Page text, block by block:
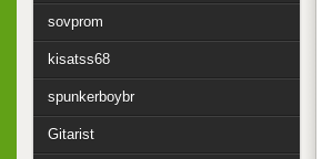
sovprom
kisatss68
spunkerboybr
Gitarist